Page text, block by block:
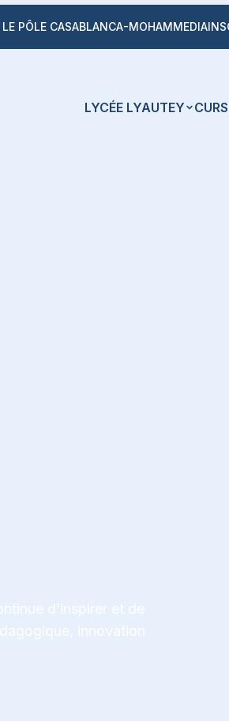
LE PÔLE CASABLANCA-MOHAMMEDIA
LYCÉE LYAUTEY